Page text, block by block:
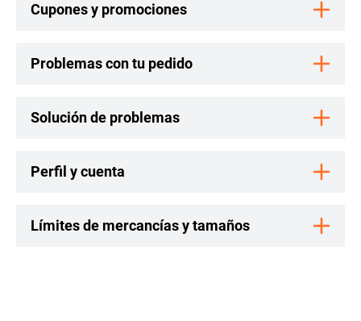
Cupones y promociones
Problemas con tu pedido
Solución de problemas
Perfil y cuenta
Límites de mercancías y tamaños